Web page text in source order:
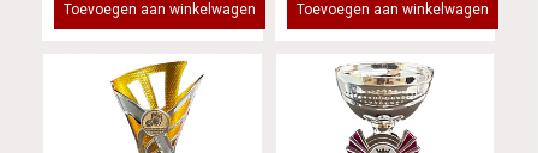
Toevoegen aan winkelwagen Toevoegen aan winkelwagen